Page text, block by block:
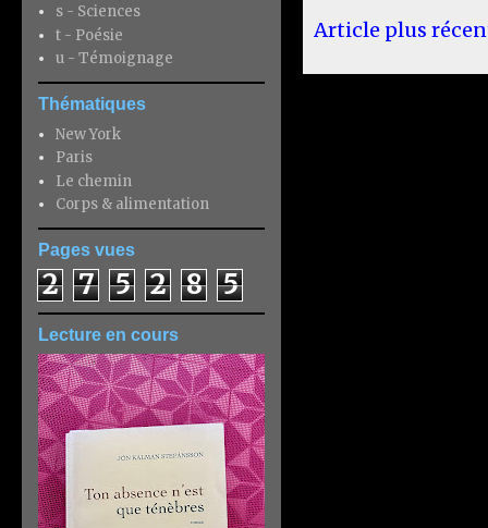
Article plus
s - Sciences
t - Poésie
u - Témoignage
Thématiques
New York
Paris
Le chemin
Corps & alimentation
Pages vues
2 7 5 2 8 5
Lecture en cours